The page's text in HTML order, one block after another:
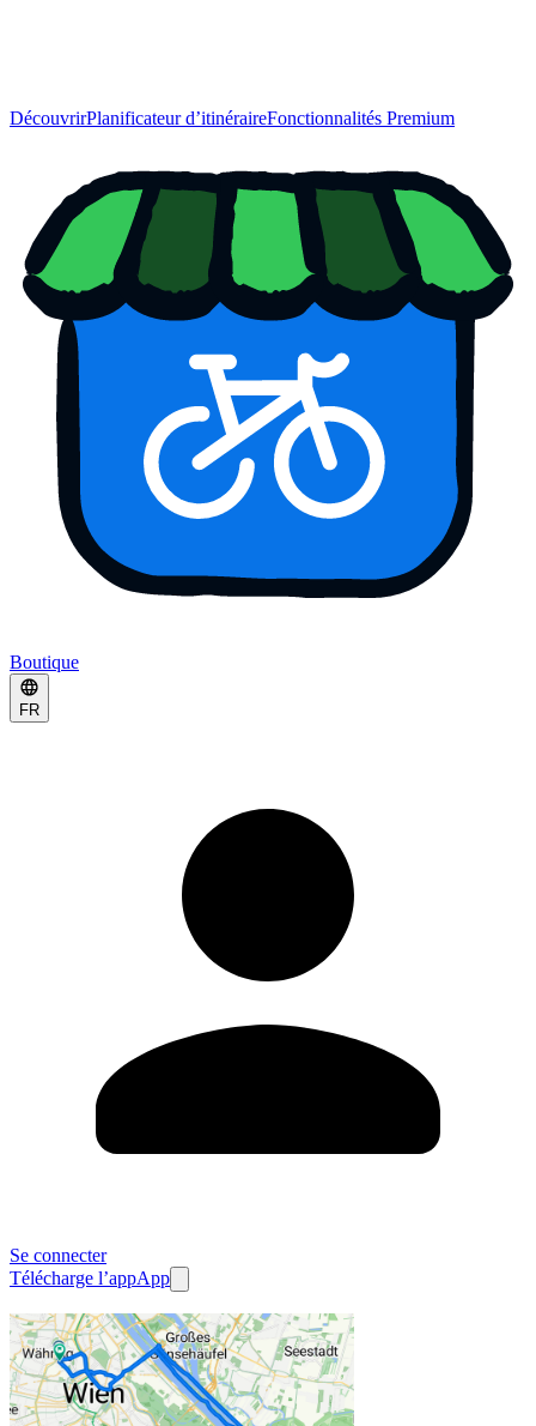
DécouvrirPlanificateur d’itinéraireFonctionnalités Premium
Boutique
FR
Se connecter
Télécharge l’appApp